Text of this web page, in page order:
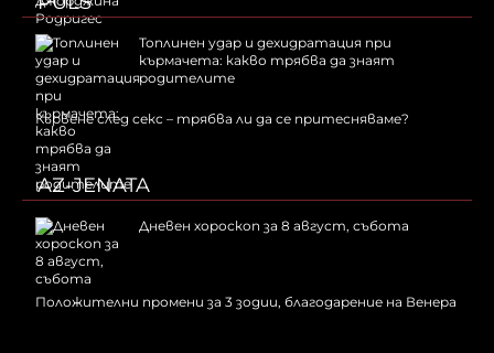
Топлинен удар и дехидратация при
кърмачета: какво трябва да знаят
родителите
Кървене след секс – трябва ли да се притесняваме?
AZ-JENATA
Дневен хороскоп за 8 август, събота
Положителни промени за 3 зодии, благодарение на Венера